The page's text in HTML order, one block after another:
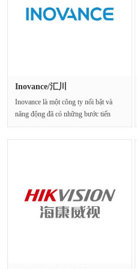
Inovance/汇川
Inovance là một công ty nổi bật và
năng động đã có những bước tiến